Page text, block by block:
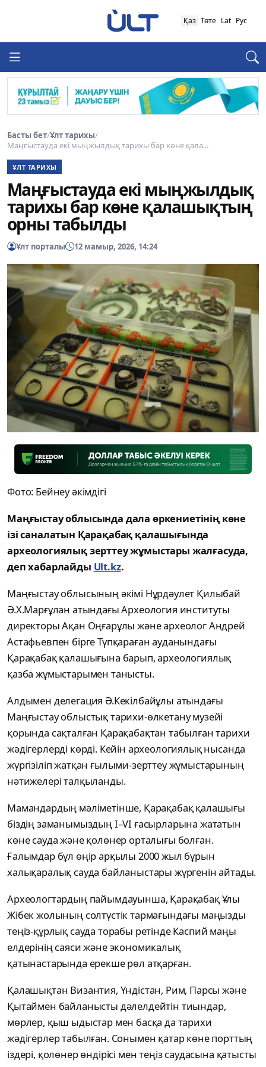
Қаз Төте Lat Рус
Басты бет/Ұлт тарихы/
Маңғыстауда екі мыңжылдық тарихы бар көне қала...
ҰЛТ ТАРИХЫ
Маңғыстауда екі мыңжылдық
тарихы бар көне қалашықтың
орны табылды
Ұлт порталы 12 мамыр, 2026, 14:24
Фото: Бейнеу әкімдігі
Маңғыстау облысында дала өркениетінің көне
ізі саналатын Қарақабақ қалашығында
археологиялық зерттеу жұмыстары жалғасуда,
деп хабарлайды Ult.kz.
Маңғыстау облысының әкімі Нұрдәулет Қилыбай
Ә.Х.Марғұлан атындағы Археология институты
директоры Ақан Оңғарұлы және археолог Андрей
Астафьевпен бірге Түпқараған ауданындағы
Қарақабақ қалашығына барып, археологиялық
қазба жұмыстарымен танысты.
Алдымен делегация Ә.Кекілбайұлы атындағы
Маңғыстау облыстық тарихи-өлкетану музейі
қорында сақталған Қарақабақтан табылған тарихи
жәдігерлерді көрді. Кейін археологиялық нысанда
жүргізіліп жатқан ғылыми-зерттеу жұмыстарының
нәтижелері талқыланды.
Мамандардың мәліметінше, Қарақабақ қалашығы
біздің заманымыздың I–VI ғасырларына жататын
көне сауда және қолөнер орталығы болған.
Ғалымдар бұл өңір арқылы 2000 жыл бұрын
халықаралық сауда байланыстары жүргенін айтады.
Археологтардың пайымдауынша, Қарақабақ Ұлы
Жібек жолының солтүстік тармағындағы маңызды
теңіз-құрлық сауда торабы ретінде Каспий маңы
елдерінің саяси және экономикалық
қатынастарында ерекше рөл атқарған.
Қалашықтан Византия, Үндістан, Рим, Парсы және
Қытаймен байланысты дәлелдейтін тиындар,
мөрлер, қыш ыдыстар мен басқа да тарихи
жәдігерлер табылған. Сонымен қатар көне порттың
іздері, қолөнер өндірісі мен теңіз саудасына қатысты